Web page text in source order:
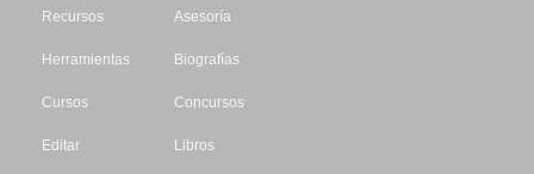
Recursos
Herramientas
Cursos
Editar
Asesoría
Biografías
Concursos
Libros